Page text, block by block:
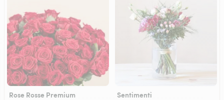
Rose Rosse Premium Sentimenti